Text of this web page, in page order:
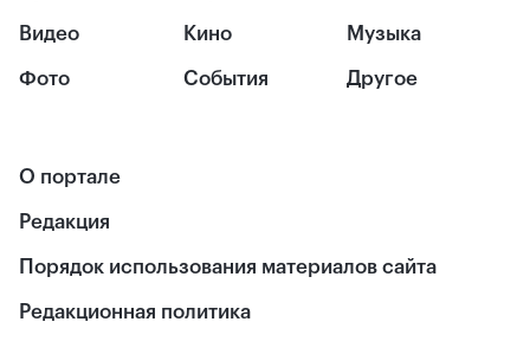
Видео
Фото
Кино
События
Музыка
Другое
О портале
Редакция
Порядок использования материалов сайта
Редакционная политика